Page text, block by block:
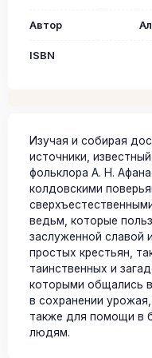
Автор
ISBN
Изучая и собирая
источники,
фольклора А. Н.
колдовскими
ведьм, которые
заслуженной славой
простых крестьян,
таинственных и
которыми общались
в сохранении
также для помощи в
людям.